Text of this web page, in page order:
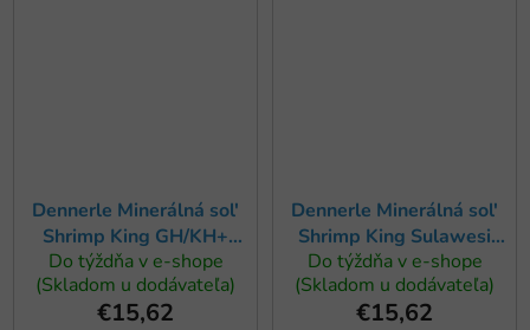
Dennerle Minerálná sol'
Shrimp King GH/KH+
200g
Do týždňa v e-shope
(Skladom u dodávateľa)
€15,62
Dennerle Minerálná sol'
Shrimp King Sulawesi
Salt 200g
Do týždňa v e-shope
(Skladom u dodávateľa)
€15,62